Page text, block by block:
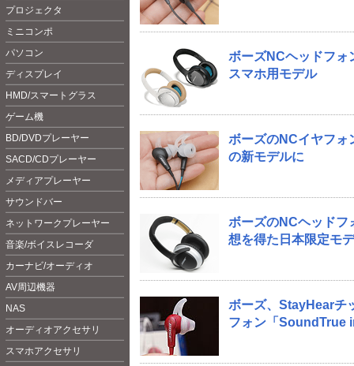
ボーズNCヘッドフ
スマホ用モデル
ボーズのNCイヤフォ
の新モデルに
ボーズのNCヘッドフ
想を得た日本限定モ
ボーズ、StayHearチ
フォン「SoundTrue
プロジェクタ
ミニコンポ
パソコン
ディスプレイ
HMD/スマートグラス
ゲーム機
BD/DVDプレーヤー
SACD/CDプレーヤー
メディアプレーヤー
サウンドバー
ネットワークプレーヤー
音楽/ボイスレコーダ
カーナビ/オーディオ
AV周辺機器
NAS
オーディオアクセサリ
スマホアクセサリ